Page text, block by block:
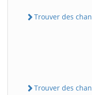
Trouver des
Trouver des